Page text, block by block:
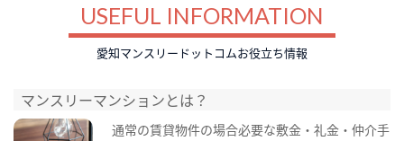
USEFUL INFORMATION
愛知マンスリードットコムお役立ち情報
マンスリーマンションとは？
通常の賃貸物件の場合必要な敷金・礼金・仲介手